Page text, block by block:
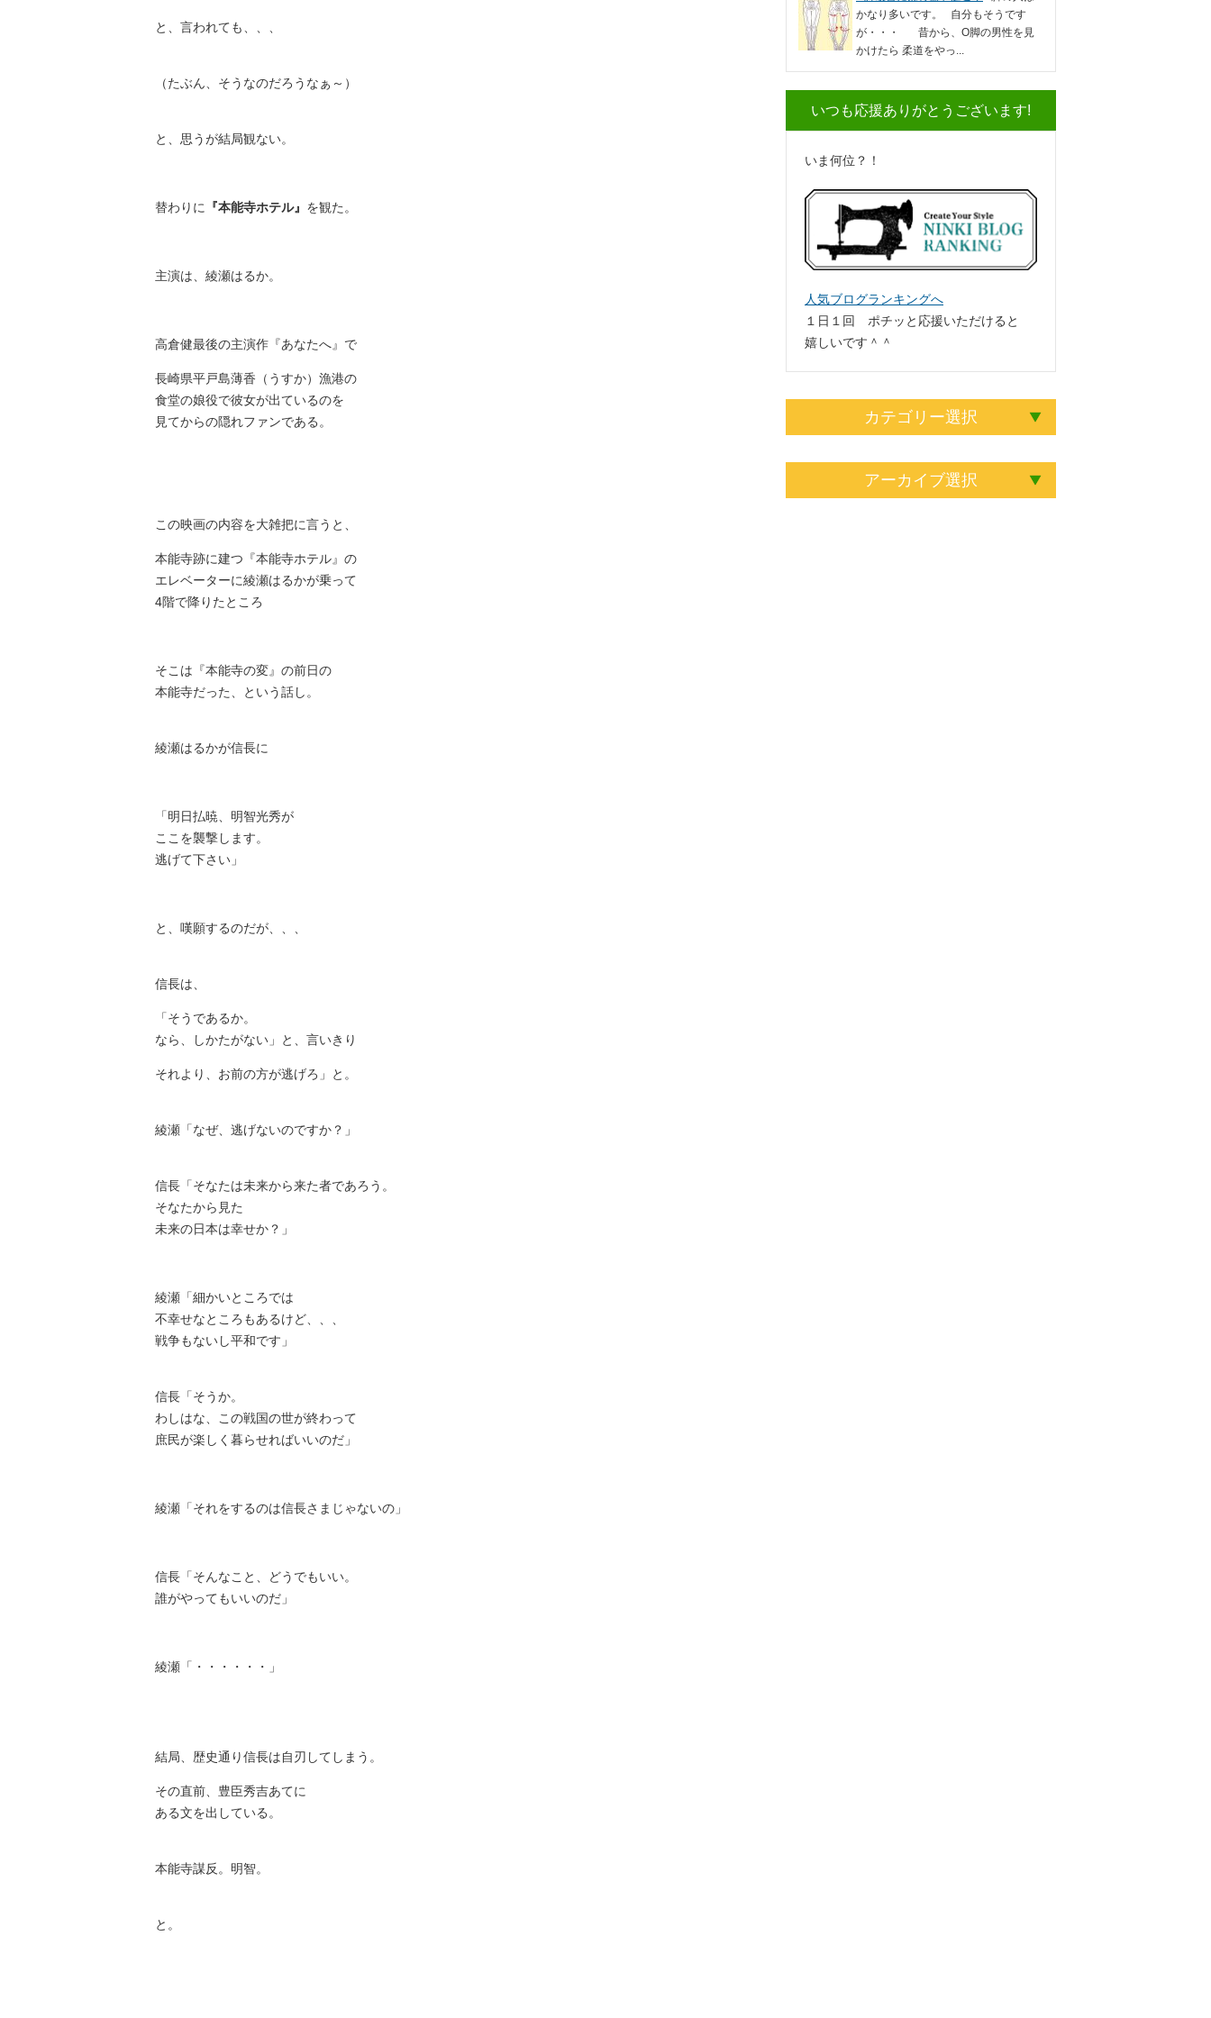
と、言われても、、、
（たぶん、そうなのだろうなぁ～）
と、思うが結局観ない。
替わりに 『本能寺ホテル』 を観た。
主演は、綾瀬はるか。
高倉健最後の主演作『あなたへ』で
長崎県平戸島薄香（うすか）漁港の
食堂の娘役で彼女が出ているのを
見てからの隠れファンである。
この映画の内容を大雑把に言うと、
本能寺跡に建つ『本能寺ホテル』の
エレベーターに綾瀬はるかが乗って
4階で降りたところ
そこは『本能寺の変』の前日の
本能寺だった、という話し。
綾瀬はるかが信長に
「明日払暁、明智光秀が
ここを襲撃します。
逃げて下さい」
と、嘆願するのだが、、、
信長は、
「そうであるか。
なら、しかたがない」と、言いきり
それより、お前の方が逃げろ」と。
綾瀬「なぜ、逃げないのですか？」
信長「そなたは未来から来た者であろう。
そなたから見た
未来の日本は幸せか？」
綾瀬「細かいところでは
不幸せなところもあるけど、、、
戦争もないし平和です」
信長「そうか。
わしはな、この戦国の世が終わって
庶民が楽しく暮らせればいいのだ」
綾瀬「それをするのは信長さまじゃないの」
信長「そんなこと、どうでもいい。
誰がやってもいいのだ」
綾瀬「・・・・・・」
結局、歴史通り信長は自刃してしまう。
その直前、豊臣秀吉あてに
ある文を出している。
本能寺謀反。明智。
と。
かなり多いです。 自分もそうです
が・・・ 昔から、O脚の男性を見
かけたら 柔道をやっ...
いつも応援ありがとうございます!
いま何位？！
人気ブログランキングへ
１日１回 ポチッと応援いただけると
嬉しいです＾＾
カテゴリー選択
アーカイブ選択